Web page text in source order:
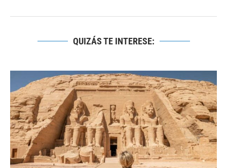
QUIZÁS TE INTERESE: